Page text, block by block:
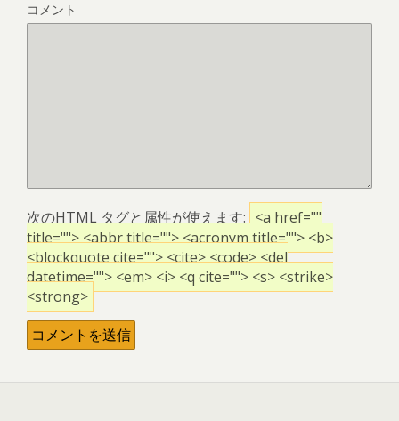
コメント
次のHTML タグと属性が使えます: <a href=""
title=""> <abbr title=""> <acronym title=""> <b>
<blockquote cite=""> <cite> <code> <del
datetime=""> <em> <i> <q cite=""> <s> <strike>
<strong>